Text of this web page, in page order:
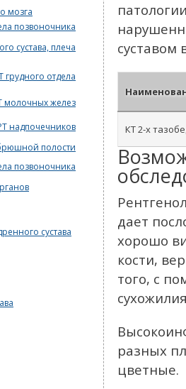
позвоночника
сустава, плеча
грудного отдела
молочных желез
надпочечников
полости
позвоночника
сустава
мозга
суставом
КТ 2-х
дает
хорошо
кости,
того, с
разных
цветные.